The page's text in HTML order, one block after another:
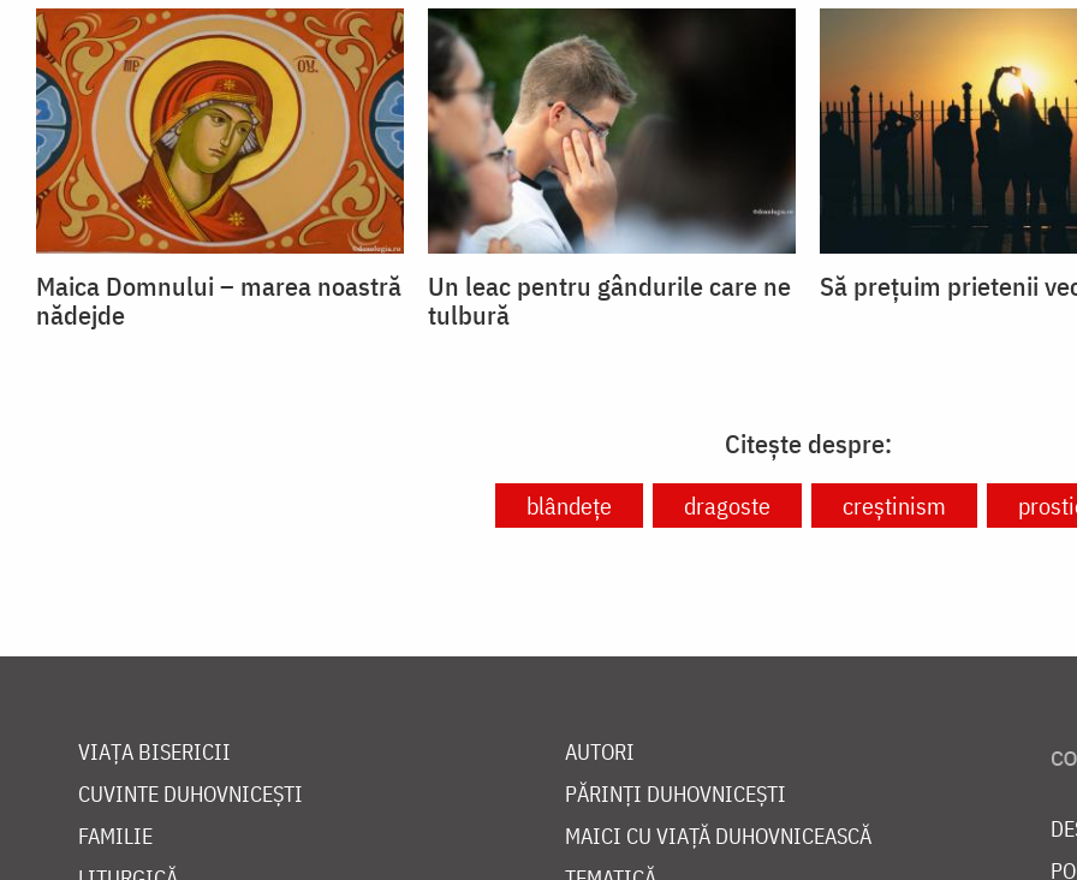
Maica Domnului – marea noastră
nădejde
Un leac pentru gândurile care ne
tulbură
Să prețuim prietenii
Citește despre:
blândețe dragoste creștinism
VIAȚA BISERICII
CUVINTE DUHOVNICEȘTI
FAMILIE
AUTORI
PĂRINȚI DUHOVNICEȘTI
MAICI CU VIAȚĂ DUHOVNICEASCĂ